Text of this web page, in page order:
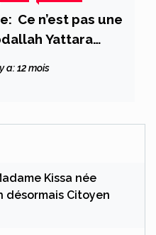
Ce n’est pas une
Yattara
IV
a: 12 mois
Kissa née
désormais Citoyen